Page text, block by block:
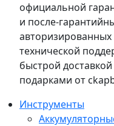
официальной
и после-
авторизированных
технической
быстрой
подарками от
Инструменты